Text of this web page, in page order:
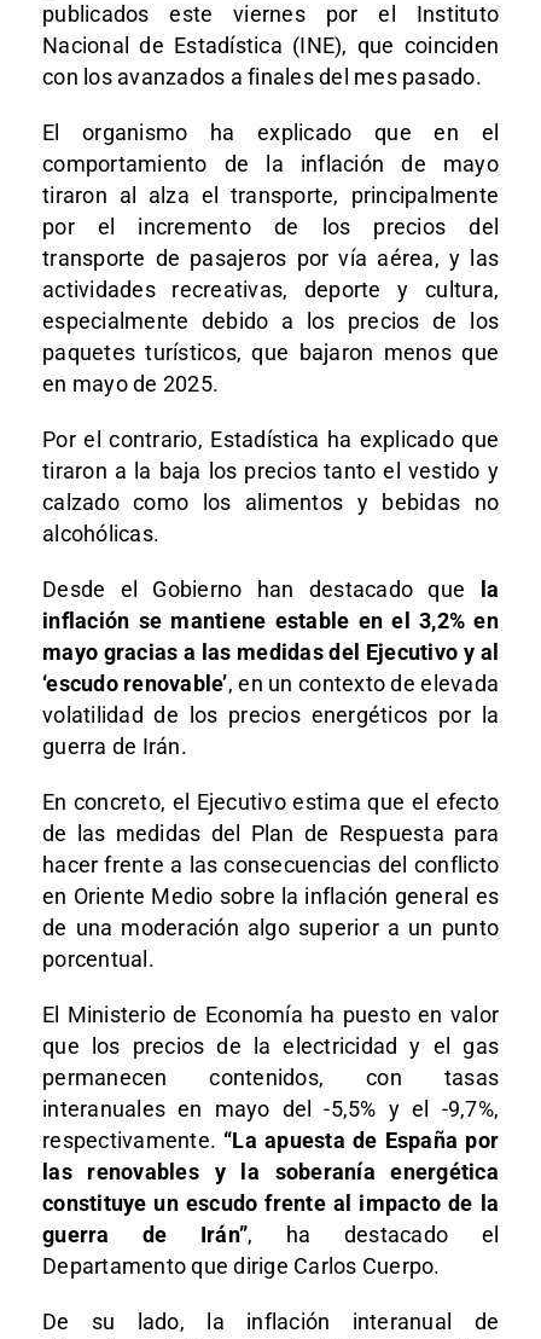
publicados este viernes por el Instituto
Nacional de Estadística (INE), que coinciden
con los avanzados a finales del mes pasado.
El organismo ha explicado que en el
comportamiento de la inflación de mayo
tiraron al alza el transporte, principalmente
por el incremento de los precios del
transporte de pasajeros por vía aérea, y las
actividades recreativas, deporte y cultura,
especialmente debido a los precios de los
paquetes turísticos, que bajaron menos que
en mayo de 2025.
Por el contrario, Estadística ha explicado que
tiraron a la baja los precios tanto el vestido y
calzado como los alimentos y bebidas no
alcohólicas.
Desde el Gobierno han destacado que
la
inflación se mantiene estable en el 3,2% en
mayo gracias a las medidas del Ejecutivo y al
‘escudo renovable’, en un contexto de elevada
volatilidad de los precios energéticos por la
guerra de Irán.
En concreto, el Ejecutivo estima que el efecto
de las medidas del Plan de Respuesta para
hacer frente a las consecuencias del conflicto
en Oriente Medio sobre la inflación general es
de una moderación algo superior a un punto
porcentual.
El Ministerio de Economía ha puesto en valor
que los precios de la electricidad y el gas
permanecen contenidos, con tasas
interanuales en mayo del -5,5% y el -9,7%,
respectivamente. “La apuesta de España por
las renovables y la soberanía energética
constituye un escudo frente al impacto de la
guerra de Irán”, ha destacado el
Departamento que dirige Carlos Cuerpo.
De su lado, la inflación interanual de